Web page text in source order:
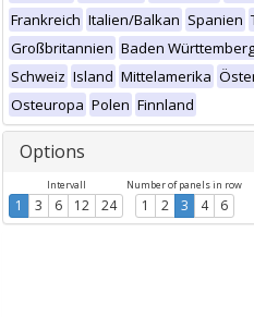
Frankreich Italien/Balkan Spanien
Großbritannien Baden
Schweiz Island Mittelamerika
Osteuropa Polen Finnland
Options
Intervall
1 3 6 12 24
Number of panels in row
1 2 3 4 6